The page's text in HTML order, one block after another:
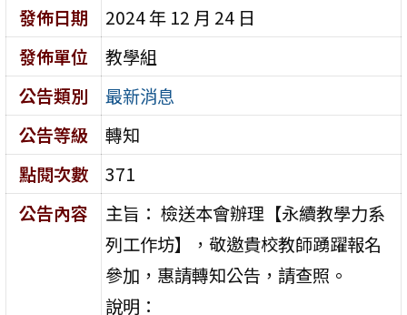
發佈日期
2024 年 12 月 24 日
發佈單位
教學組
公告類別
最新消息
公告等級
轉知
點閱次數
371
公告內容
主旨： 檢送本會辦理【永續教學力系
列工作坊】，敬邀貴校教師踴躍報名
參加，惠請轉知公告，請查照。
說明：